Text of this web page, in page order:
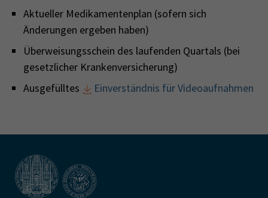
Aktueller Medikamentenplan (sofern sich
Änderungen ergeben haben)
Überweisungsschein des laufenden Quartals (bei
gesetzlicher Krankenversicherung)
Ausgefülltes
Einverständnis für Videoaufnahmen